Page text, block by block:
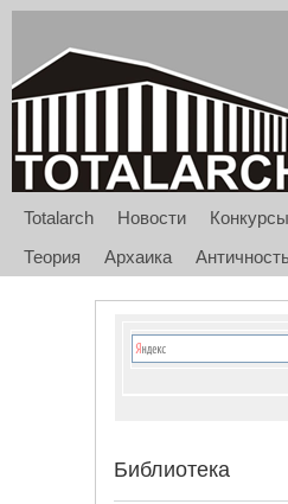
Totalarch Новости Конкурсы
Теория
Архаика Античность
Библиотека